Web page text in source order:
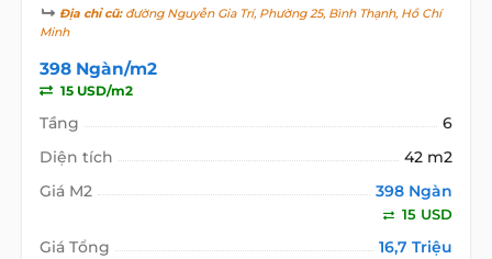
Địa chỉ cũ:đường Nguyễn Gia Trí, Phường 25, Bình Thạnh, Hồ Chí
Minh
398 Ngàn/m2
15 USD/m2
Tầng
6
Diện tích
42 m2
Giá M2
398 Ngàn
15 USD
Giá Tổng 16,7 Triệu